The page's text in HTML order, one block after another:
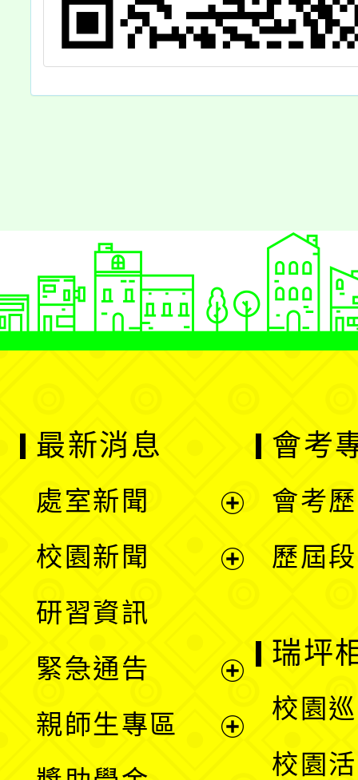
最新消息
處室新聞
單
校園新聞
選
單
研習資訊
緊急通告
親師生專區
會考
會考
歷屆
瑞坪
校園
校園